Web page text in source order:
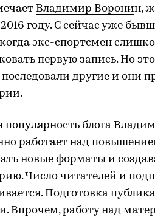
Владимир Воронин,
2016 году. С сейчас уже
экс-спортсмен
первую запись. Но
другие и они
популярность блога
работает над
новые форматы и
Число читателей и
Подготовка
Впрочем, работу над